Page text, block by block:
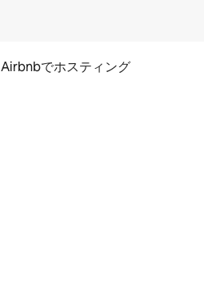
Airbnbでホスティング